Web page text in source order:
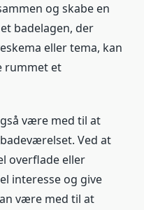
og skabe en
badelagen, der
eller tema, kan
rummet et
være med til at
Ved at
overflade eller
interesse og give
være med til at